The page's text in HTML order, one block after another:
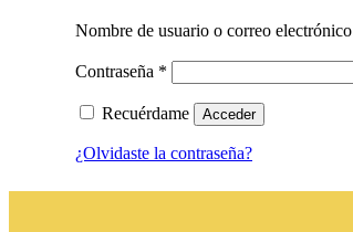
Nombre de usuario o correo electrónico
Contraseña *
Recuérdame Acceder
¿Olvidaste la contraseña?